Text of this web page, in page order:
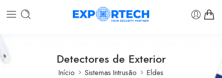
Detectores de Exterior
Início Sistemas Intrusão Eldes